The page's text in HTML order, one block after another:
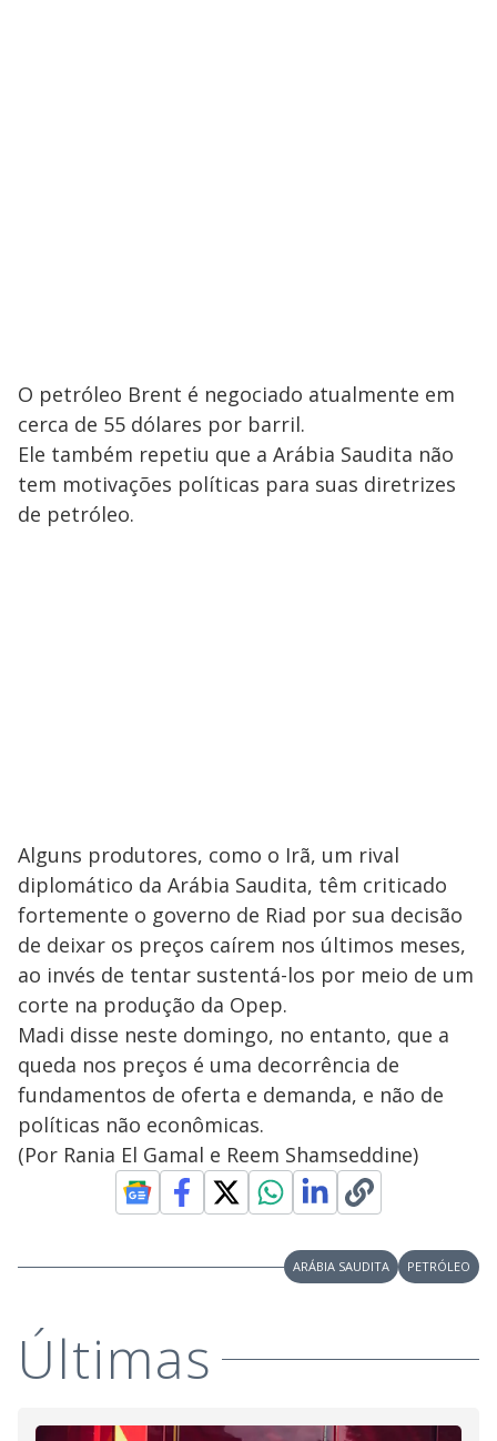
O petróleo Brent é negociado atualmente em
cerca de 55 dólares por barril.
Ele também repetiu que a Arábia Saudita não
tem motivações políticas para suas diretrizes
de petróleo.
Alguns produtores, como o Irã, um rival
diplomático da Arábia Saudita, têm criticado
fortemente o governo de Riad por sua decisão
de deixar os preços caírem nos últimos meses,
ao invés de tentar sustentá-los por meio de um
corte na produção da Opep.
Madi disse neste domingo, no entanto, que a
queda nos preços é uma decorrência de
fundamentos de oferta e demanda, e não de
políticas não econômicas.
(Por Rania El Gamal e Reem Shamseddine)
ARÁBIA SAUDITA PETRÓLEO
Últimas